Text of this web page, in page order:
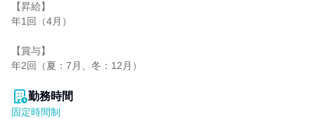
【昇給】
年1回（4月）
【賞与】
年2回（夏：7月、冬：12月）
勤務時間
固定時間制